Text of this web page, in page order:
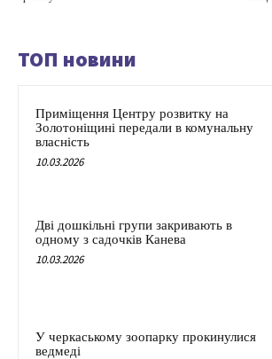
ТОП новини
Приміщення Центру розвитку на
Золотоніщині передали в комунальну
власність
10.03.2026
Дві дошкільні групи закривають в
одному з садочків Канева
10.03.2026
У черкаському зоопарку прокинулися
ведмеді